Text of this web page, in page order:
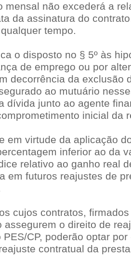
mensal não excederá a
da assinatura do
tempo.
o disposto no § 5º às
de emprego ou por
decorrência da exclusão
ao mutuário
dívida junto ao agente
inicial da
em virtude da aplicação
inferior ao da
relativo ao ganho real
em futuros reajustes de
cujos contratos,
assegurem o direito de
CP, poderão optar
contratual da